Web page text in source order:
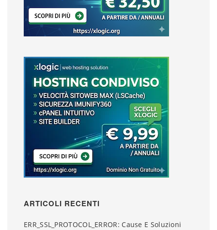
ARTICOLI RECENTI
ERR_SSL_PROTOCOL_ERROR: Cause E Soluzioni